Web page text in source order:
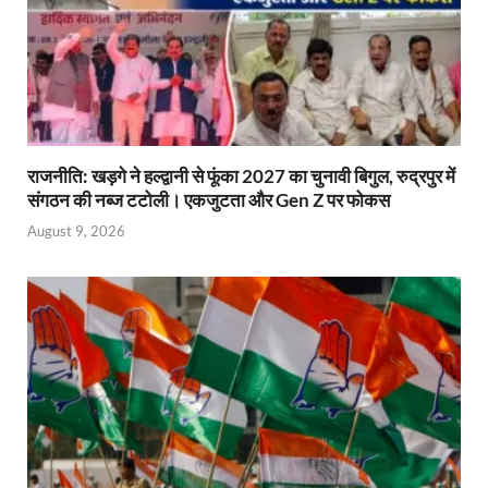
राजनीति: खड़गे ने हल्द्वानी से फूंका 2027 का चुनावी बिगुल, रुद्रपुर में
संगठन की नब्ज टटोली। एकजुटता और Gen Z पर फोकस
August 9, 2026